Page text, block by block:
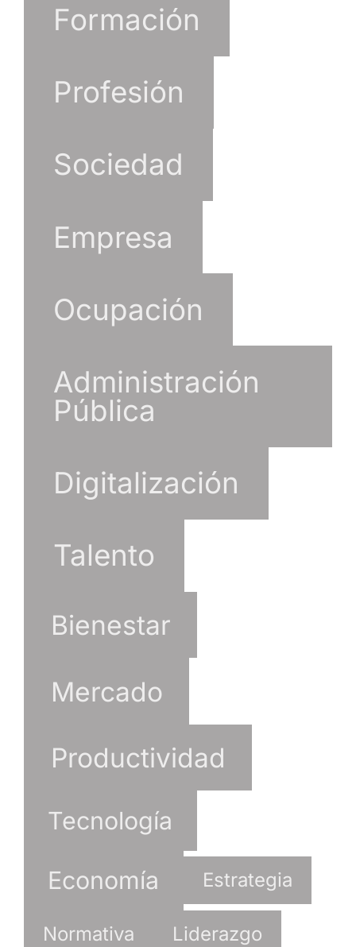
Formación
Profesión
Sociedad
Empresa
Ocupación
Administración
Pública
Digitalización
Talento
Bienestar
Mercado
Productividad
Tecnología
Economía Estrategia
Normativa Liderazgo